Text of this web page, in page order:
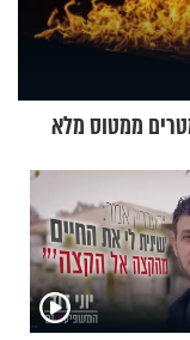
ממטוס מלא